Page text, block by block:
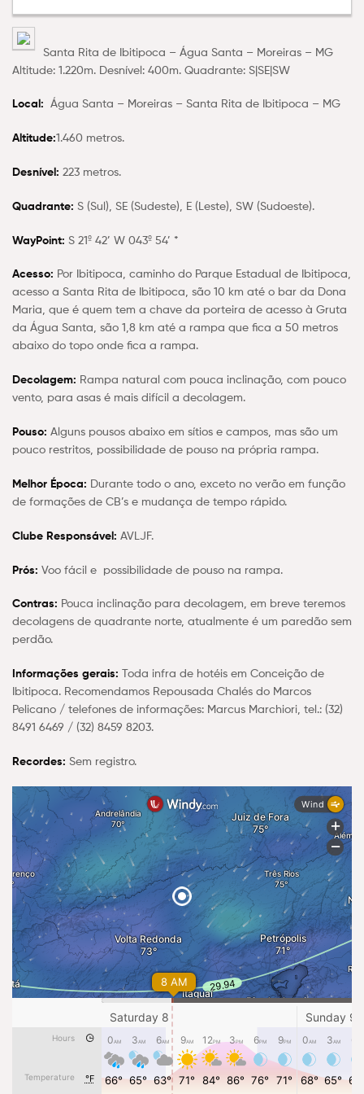
Santa Rita de Ibitipoca – Água Santa – Moreiras – MG
Altitude: 1.220m. Desnível: 400m. Quadrante: S|SE|SW
Local: Água Santa – Moreiras – Santa Rita de Ibitipoca – MG
Altitude:1.460 metros.
Desnível: 223 metros.
Quadrante: S (Sul), SE (Sudeste), E (Leste), SW (Sudoeste).
WayPoint: S 21º 42’ W 043º 54’ *
Acesso: Por Ibitipoca, caminho do Parque Estadual de Ibitipoca,
acesso a Santa Rita de Ibitipoca, são 10 km até o bar da Dona
Maria, que é quem tem a chave da porteira de acesso à Gruta
da Água Santa, são 1,8 km até a rampa que fica a 50 metros
abaixo do topo onde fica a rampa.
Decolagem: Rampa natural com pouca inclinação, com pouco
vento, para asas é mais difícil a decolagem.
Pouso: Alguns pousos abaixo em sítios e campos, mas são um
pouco restritos, possibilidade de pouso na própria rampa.
Melhor Época: Durante todo o ano, exceto no verão em função
de formações de CB’s e mudança de tempo rápido.
Clube Responsável: AVLJF.
Prós: Voo fácil e possibilidade de pouso na rampa.
Contras: Pouca inclinação para decolagem, em breve teremos
decolagens de quadrante norte, atualmente é um paredão sem
perdão.
Informações gerais: Toda infra de hotéis em Conceição de
Ibitipoca. Recomendamos Repousada Chalés do Marcos
Pelicano / telefones de informações: Marcus Marchiori, tel.: (32)
8491 6469 / (32) 8459 8203.
Recordes: Sem registro.